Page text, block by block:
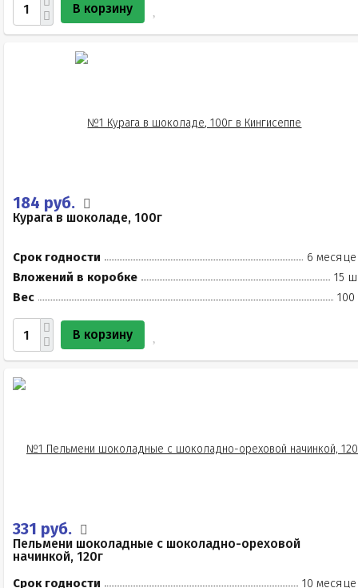
В корзину
184 руб.
Курага в шоколаде, 100г
Срок годности
6
Вложений в коробке
15
Вес
100
В корзину
331 руб.
Пельмени шоколадные с шоколадно-ореховой
начинкой, 120г
Срок годности 10